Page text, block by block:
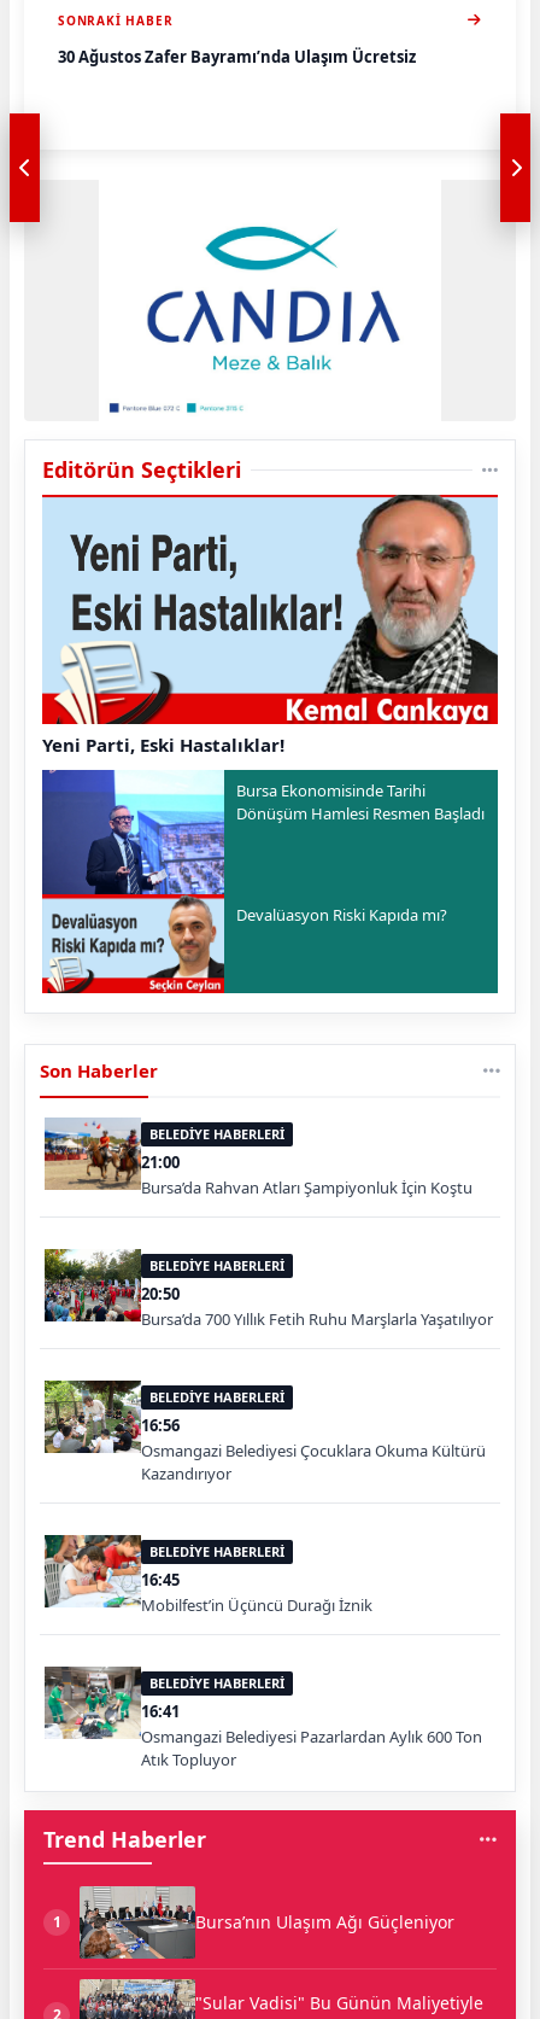
SONRAKI HABER
30 Ağustos Zafer Bayramı’nda Ulaşım Ücretsiz
Editörün Seçtikleri
Yeni Parti, Eski Hastalıklar!
Bursa Ekonomisinde Tarihi
Dönüşüm Hamlesi Resmen Başladı
Devalüasyon Riski Kapıda mı?
Son Haberler
BELEDİYE HABERLERİ
21:00
Bursa’da Rahvan Atları Şampiyonluk İçin Koştu
BELEDİYE HABERLERİ
20:50
Bursa’da 700 Yıllık Fetih Ruhu Marşlarla Yaşatılıyor
BELEDİYE HABERLERİ
16:56
Osmangazi Belediyesi Çocuklara Okuma Kültürü
Kazandırıyor
BELEDİYE HABERLERİ
16:45
Mobilfest’in Üçüncü Durağı İznik
BELEDİYE HABERLERİ
16:41
Osmangazi Belediyesi Pazarlardan Aylık 600 Ton
Atık Topluyor
Trend Haberler
1 Bursa’nın Ulaşım Ağı Güçleniyor
2
"Sular Vadisi" Bu Günün Maliyetiyle